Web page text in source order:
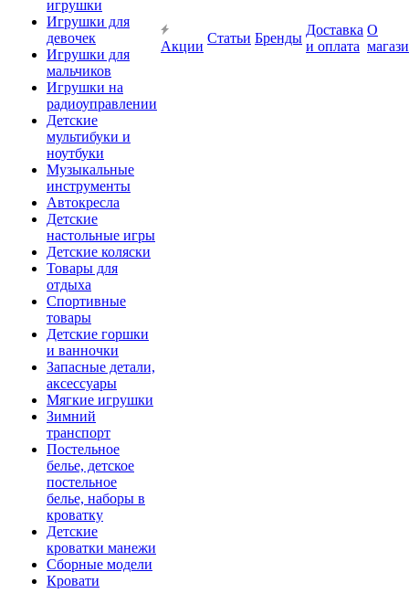
игрушки
Игрушки для
девочек
Игрушки для
мальчиков
Игрушки на
радиоуправлении
Детские
мультибуки и
ноутбуки
Музыкальные
инструменты
Автокресла
Детские
настольные игры
Детские коляски
Товары для
отдыха
Спортивные
товары
Детские горшки
и ванночки
Запасные детали,
аксессуары
Мягкие игрушки
Зимний
транспорт
Постельное
белье, детское
постельное
белье, наборы в
кроватку
Детские
кроватки манежи
Сборные модели
Кровати
Акции
Статьи Бренды
Доставка
и оплата
О